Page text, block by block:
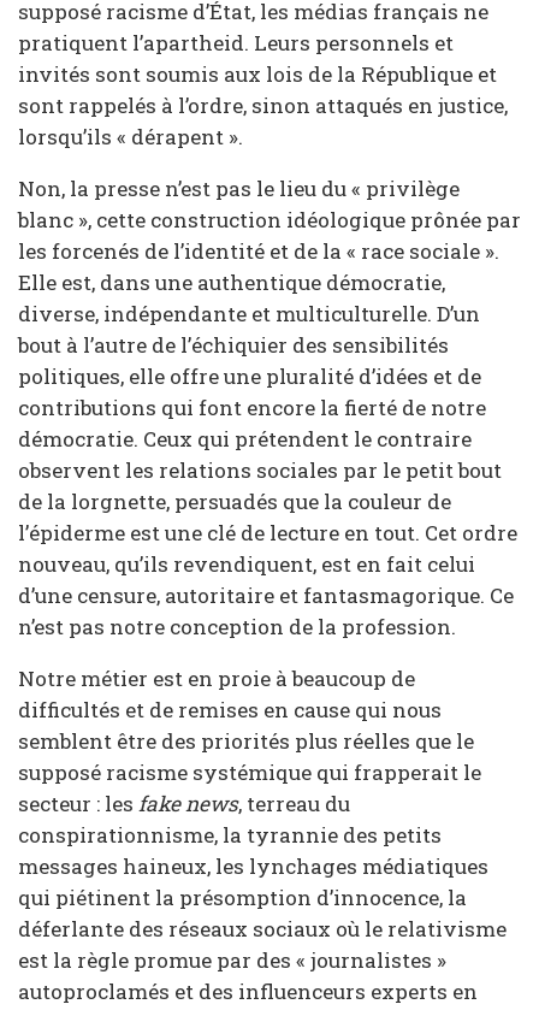
supposé racisme d’État, les médias français ne
pratiquent l’apartheid. Leurs personnels et
invités sont soumis aux lois de la République et
sont rappelés à l’ordre, sinon attaqués en justice,
lorsqu’ils « dérapent ».
Non, la presse n’est pas le lieu du « privilège
blanc », cette construction idéologique prônée par
les forcenés de l’identité et de la « race sociale ».
Elle est, dans une authentique démocratie,
diverse, indépendante et multiculturelle. D’un
bout à l’autre de l’échiquier des sensibilités
politiques, elle offre une pluralité d’idées et de
contributions qui font encore la fierté de notre
démocratie. Ceux qui prétendent le contraire
observent les relations sociales par le petit bout
de la lorgnette, persuadés que la couleur de
l’épiderme est une clé de lecture en tout. Cet ordre
nouveau, qu’ils revendiquent, est en fait celui
d’une censure, autoritaire et fantasmagorique. Ce
n’est pas notre conception de la profession.
Notre métier est en proie à beaucoup de
difficultés et de remises en cause qui nous
semblent être des priorités plus réelles que le
supposé racisme systémique qui frapperait le
secteur : les fake news, terreau du
conspirationnisme, la tyrannie des petits
messages haineux, les lynchages médiatiques
qui piétinent la présomption d’innocence, la
déferlante des réseaux sociaux où le relativisme
est la règle promue par des « journalistes »
autoproclamés et des influenceurs experts en